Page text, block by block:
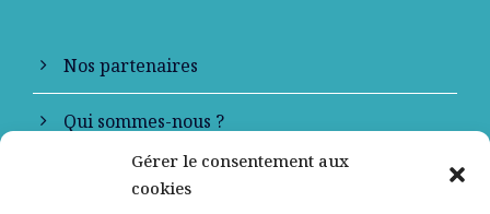
Gérer le consentement aux
cookies
Nos partenaires
Qui sommes-nous ?
Contactez-nous